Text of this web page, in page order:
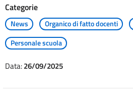
Categorie
News Organico di fatto docenti
Personale scuola
Data:26/09/2025